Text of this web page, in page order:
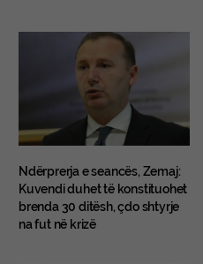
Ndërprerja e seancës, Zemaj:
Kuvendi duhet të konstituohet
brenda 30 ditësh, çdo shtyrje
na fut në krizë